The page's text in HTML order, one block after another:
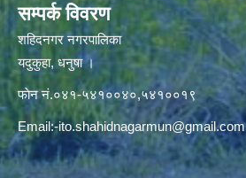
सम्पर्क विवरण
शहिदनगर नगरपालिका
यदुकुहा, धनुषा ।
फाेन नं.०४१-५४१००४०,५४१००१९
Email:-ito.shahidnagarmun@gmail.com